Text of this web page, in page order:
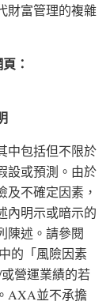
財富管理的複雜
：
中包括但不限於
設或預測。由於
不確定因素，
內明示或暗示的
陳述。請參閱
的「風險因素
營運業績的若
AXA並不承擔